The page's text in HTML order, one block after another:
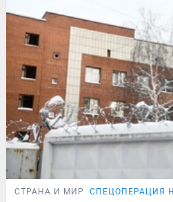
СТРАНА И МИР СПЕЦОПЕРАЦИЯ